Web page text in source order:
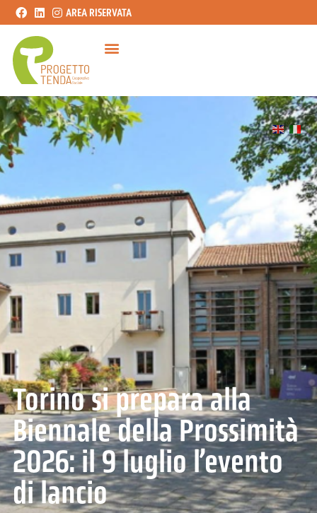
AREA RISERVATA
Torino si prepara alla
Biennale della Prossimità
2026: il 9 luglio l’evento
di lancio